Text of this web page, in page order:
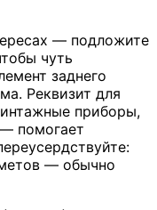
— подложите
чуть
заднего
Реквизит для
приборы,
помогает
— обычно